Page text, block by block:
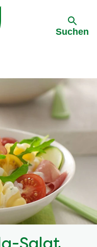
Suchen